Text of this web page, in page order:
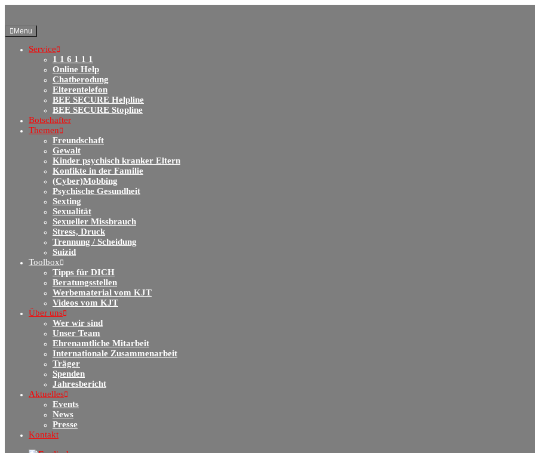
Menu
Service
1 1 6 1 1 1
Online Help
Chatberodung
Elterentelefon
BEE SECURE Helpline
BEE SECURE Stopline
Botschafter
Themen
Freundschaft
Gewalt
Kinder psychisch kranker Eltern
Konfikte in der Familie
(Cyber)Mobbing
Psychische Gesundheit
Sexting
Sexualität
Sexueller Missbrauch
Stress, Druck
Trennung / Scheidung
Suizid
Toolbox
Tipps für DICH
Beratungsstellen
Werbematerial vom KJT
Videos vom KJT
Über uns
Wer wir sind
Unser Team
Ehrenamtliche Mitarbeit
Internationale Zusammenarbeit
Träger
Spenden
Jahresbericht
Aktuelles
Events
News
Presse
Kontakt